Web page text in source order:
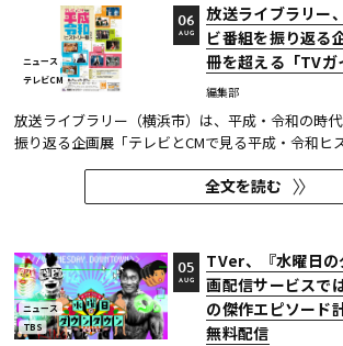
ニュース
テレビCM
放送ライブラリー
ビ番組を振り返る
冊を超える「TV
編集部
06
AUG
放送ライブラリー（横浜市）は、平成・令和の時
振り返る企画展「テレビとCMで見る平成・令和ヒ
月7日～9月27日に開催する。
全文を読む
ニュース
TBS
TVer、『水曜日
画配信サービスで
の傑作エピソード
無料配信
05
AUG